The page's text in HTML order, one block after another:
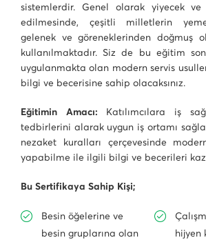
sistemlerdir. Genel olarak yiyecek ve
edilmesinde, çeşitli milletlerin
gelenek ve göreneklerinden doğmuş
kullanılmaktadır. Siz de bu eğitim
uygulanmakta olan modern servis
bilgi ve becerisine sahip olacaksınız.
Eğitimin Amacı: Katılımcılara iş
tedbirlerini alarak uygun iş ortamı
nezaket kuralları çerçevesinde
yapabilme ile ilgili bilgi ve becerileri
Bu Sertifikaya Sahip Kişi;
Besin öğelerine ve
besin gruplarına olan
hijyen